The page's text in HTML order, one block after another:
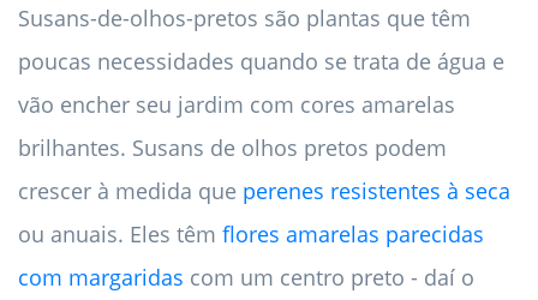
Susans-de-olhos-pretos são plantas que têm
poucas necessidades quando se trata de água e
vão encher seu jardim com cores amarelas
brilhantes. Susans de olhos pretos podem
crescer à medida que perenes resistentes à seca
ou anuais. Eles têm flores amarelas parecidas
com margaridas com um centro preto - daí o